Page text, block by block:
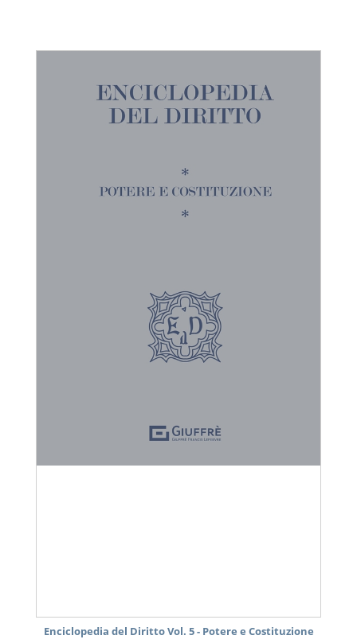
Enciclopedia del Diritto Vol. 5 - Potere e Costituzione